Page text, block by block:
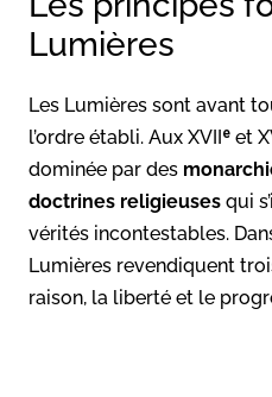
Lumières
Les Lumières sont avant
l’ordre établi. Aux XVIIᵉ et
dominée par des
doctrines religieuses qui
vérités incontestables.
Lumières revendiquent
raison, la liberté et le